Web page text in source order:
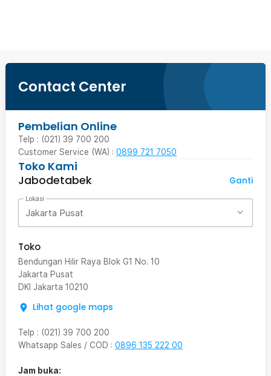
Contact Center
Pembelian Online
Telp : (021) 39 700 200
Customer Service (WA) : 0899 721 7050
Toko Kami
Jabodetabek
Ganti
Lokasi
Jakarta Pusat
Toko
Bendungan Hilir Raya Blok G1 No. 10
Jakarta Pusat
DKI Jakarta 10210
Lihat google maps
Telp : (021) 39 700 200
Whatsapp Sales / COD : 0896 135 222 00
Jam buka: